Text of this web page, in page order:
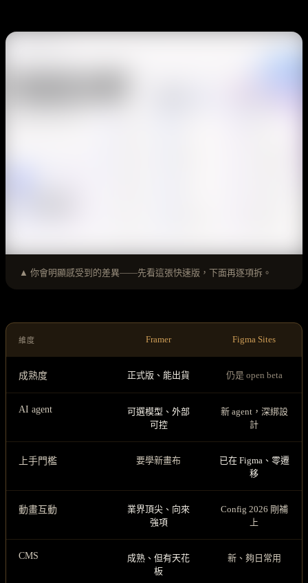
▲ 你會明顯感受到的差異——先看這張快速版，下面再逐項拆。
維度 Framer Figma Sites
成熟度 正式版、能出貨 仍是 open beta
AI agent
可選模型、外部
可控
新 agent，深綁設
計
上手門檻 要學新畫布
已在 Figma、零遷
移
動畫互動
業界頂尖、向來
強項
Config 2026 剛補
上
CMS
成熟、但有天花
板
新、夠日常用